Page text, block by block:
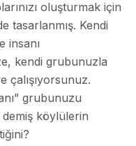
oluşturmak için
tasarlanmış. Kendi
insanı
kendi grubunuzla
çalışıyorsunuz.
grubunuzu
köylülerin